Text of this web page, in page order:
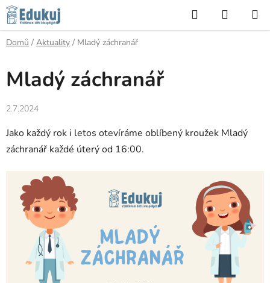
Přejít
na
obsah
Hledat
KOŠÍK
Domů / Aktuality / Mladý záchranář
Mladý záchranář
2.7.2024
Jako každý rok i letos otevíráme oblíbený kroužek Mladý
záchranář každé úterý od 16:00.